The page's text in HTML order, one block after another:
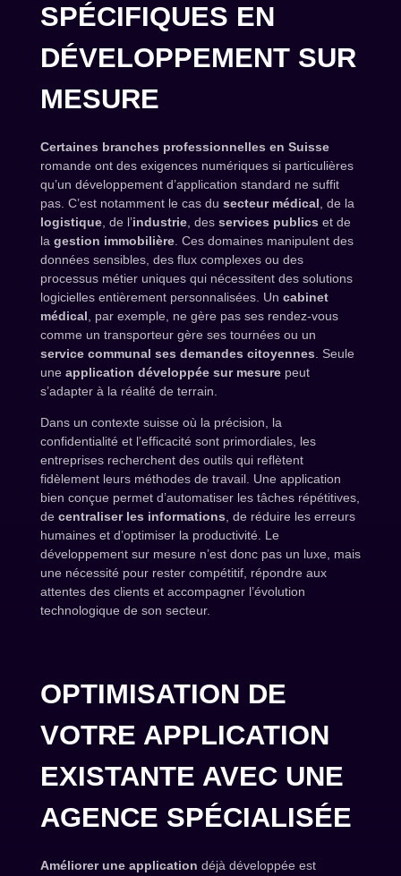
SPÉCIFIQUES EN
DÉVELOPPEMENT SUR
MESURE
Certaines branches professionnelles en Suisse
romande ont des exigences numériques si particulières
qu’un développement d’application standard ne suffit
pas. C’est notamment le cas du secteur médical , de la
logistique, de l’industrie, des services publics et de
la gestion immobilière. Ces domaines manipulent des
données sensibles, des flux complexes ou des
processus métier uniques qui nécessitent des solutions
logicielles entièrement personnalisées. Un cabinet
médical , par exemple, ne gère pas ses rendez-vous
comme un transporteur gère ses tournées ou un
service communal ses demandes citoyennes . Seule
une application développée sur mesurepeut
s’adapter à la réalité de terrain.
Dans un contexte suisse où la précision, la
confidentialité et l’efficacité sont primordiales, les
entreprises recherchent des outils qui reflètent
fidèlement leurs méthodes de travail. Une application
bien conçue permet d’automatiser les tâches répétitives,
de centraliser les informations , de réduire les erreurs
humaines et d’optimiser la productivité. Le
développement sur mesure n’est donc pas un luxe, mais
une nécessité pour rester compétitif, répondre aux
attentes des clients et accompagner l’évolution
technologique de son secteur.
OPTIMISATION DE
VOTRE APPLICATION
EXISTANTE AVEC UNE
AGENCE SPÉCIALISÉE
Améliorer une application déjà développée est